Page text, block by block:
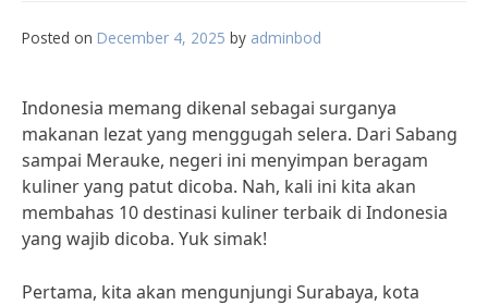
Posted on December 4, 2025 by adminbod
Indonesia memang dikenal sebagai surganya
makanan lezat yang menggugah selera. Dari Sabang
sampai Merauke, negeri ini menyimpan beragam
kuliner yang patut dicoba. Nah, kali ini kita akan
membahas 10 destinasi kuliner terbaik di Indonesia
yang wajib dicoba. Yuk simak!
Pertama, kita akan mengunjungi Surabaya, kota